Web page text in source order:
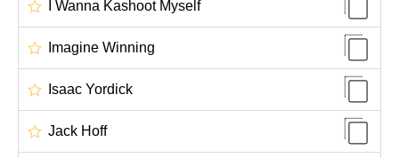
I Wanna Kashoot Myself
Imagine Winning
Isaac Yordick
Jack Hoff